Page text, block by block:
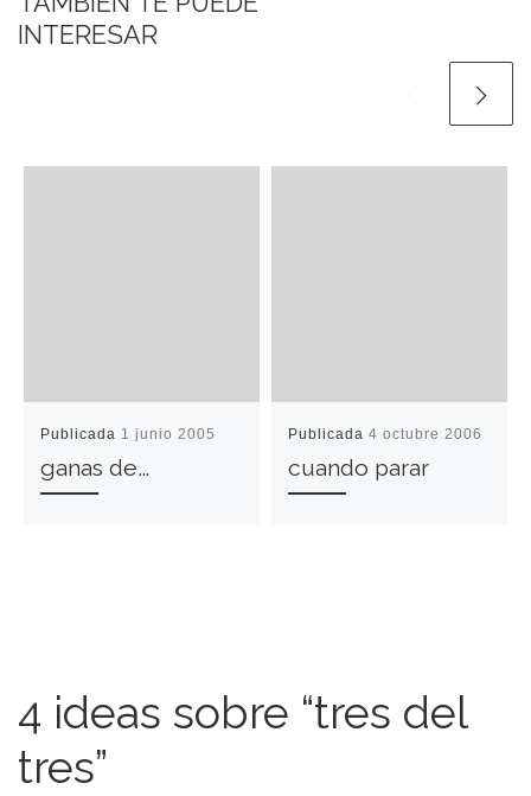
INTERESAR
Publicada 1 junio 2005
ganas de…
Publicada4 octubre 2006
cuando parar
4 ideas sobre “tres del
tres”